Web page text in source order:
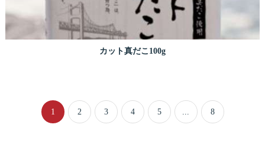
カット真だこ100g
1 2 3 4 5 8